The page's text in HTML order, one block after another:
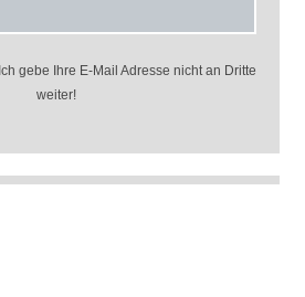
Ich gebe Ihre E-Mail Adresse nicht an Dritte
weiter!